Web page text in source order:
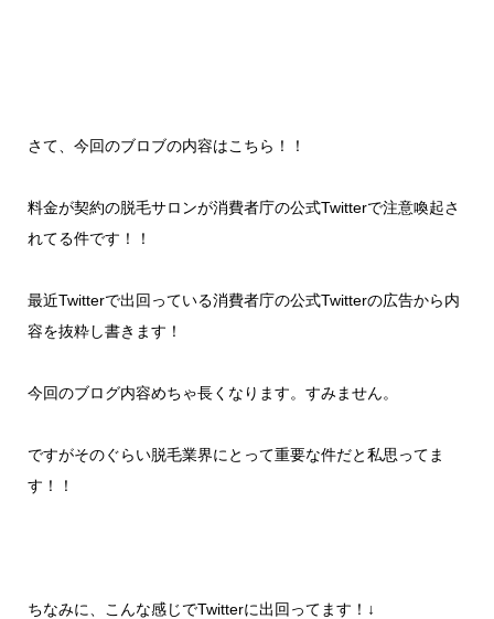
さて、今回のブロブの内容はこちら！！
料金が契約の脱毛サロンが消費者庁の公式Twitterで注意喚起さ
れてる件です！！
最近Twitterで出回っている消費者庁の公式Twitterの広告から内
容を抜粋し書きます！
今回のブログ内容めちゃ長くなります。すみません。
ですがそのぐらい脱毛業界にとって重要な件だと私思ってま
す！！
ちなみに、こんな感じでTwitterに出回ってます！↓